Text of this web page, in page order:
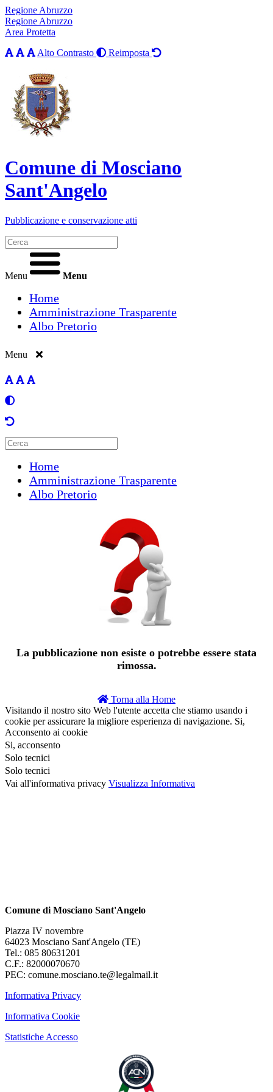
Regione Abruzzo
Regione Abruzzo
Area Protetta
Alto Contrasto
Reimposta
Comune di Mosciano
Sant'Angelo
Pubblicazione e conservazione atti
Menu Menu
Home
Amministrazione Trasparente
Albo Pretorio
Menu
Home
Amministrazione Trasparente
Albo Pretorio
La pubblicazione non esiste o potrebbe essere stata
rimossa.
Torna alla Home
Visitando il nostro sito Web l'utente accetta che stiamo usando i
cookie per assicurare la migliore esperienza di navigazione. Si,
Acconsento ai cookie
Si, acconsento
Solo tecnici
Solo tecnici
Vai all'informativa privacy Visualizza Informativa
Comune di Mosciano Sant'Angelo
Piazza IV novembre
64023 Mosciano Sant'Angelo (TE)
Tel.: 085 80631201
C.F.: 82000070670
PEC: comune.mosciano.te@legalmail.it
Informativa Privacy
Informativa Cookie
Statistiche Accesso